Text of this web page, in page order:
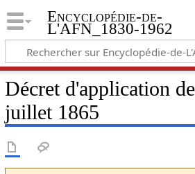
Encyclopédie-de-
L'AFN_1830-1962
Décret d'application
juillet 1865